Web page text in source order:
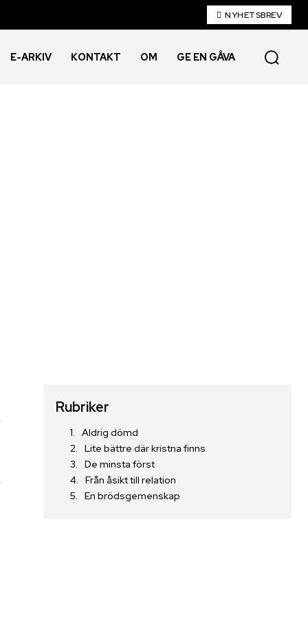
NYHETSBREV
E-ARKIV KONTAKT OM GE EN GÅVA
Rubriker
Aldrig dömd
Lite bättre där kristna finns
De minsta först
Från åsikt till relation
En brödsgemenskap